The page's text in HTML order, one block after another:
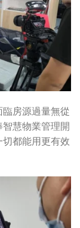
房源過量無從
慧物業管理開
都能用更有效